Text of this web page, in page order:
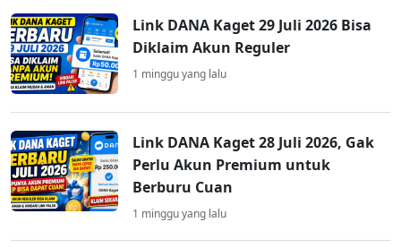
Link DANA Kaget 29 Juli 2026 Bisa
Diklaim Akun Reguler
1 minggu yang lalu
Link DANA Kaget 28 Juli 2026, Gak
Perlu Akun Premium untuk
Berburu Cuan
1 minggu yang lalu